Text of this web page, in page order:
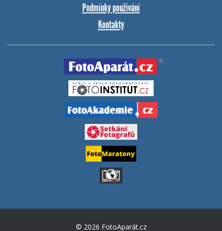
Podmínky používání
Kontakty
© 2026 FotoAparát.cz